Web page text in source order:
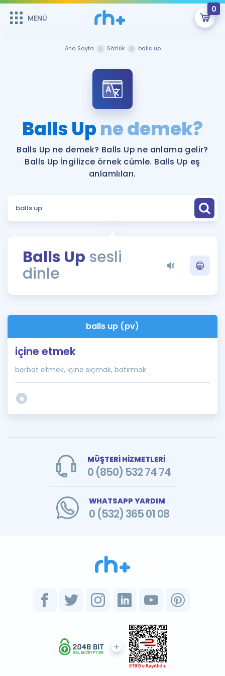
MENÜ
0
Şifremi Hatırlamıyorum
ÜYE DEĞİLİM
Sepetin Şu An Boş.
Remzi Hoca ile seni sınava hazırlayacak onlarca eğitim seni
bekliyor!
MENÜ
Katılımcı Görüşleri
Faydalı Araçlar
Sözlük
Rehberlik Aracı
ÖSYM Sınav Takvimi
İngilizce Gramer
Hakkımızda
Ana Sayfa Sözlük balls up
Balls Upne demek?
Balls Up ne demek? Balls Up ne anlama gelir?
Balls Up İngilizce örnek cümle. Balls Up eş
anlamlıları.
Balls Up sesli
dinle
balls up (pv)
içine etmek
berbat etmek, içine sıçmak, batırmak
MÜŞTERİ HİZMETLERİ
0 (850) 532 74 74
WHATSAPP YARDIM
0 (532) 365 01 08